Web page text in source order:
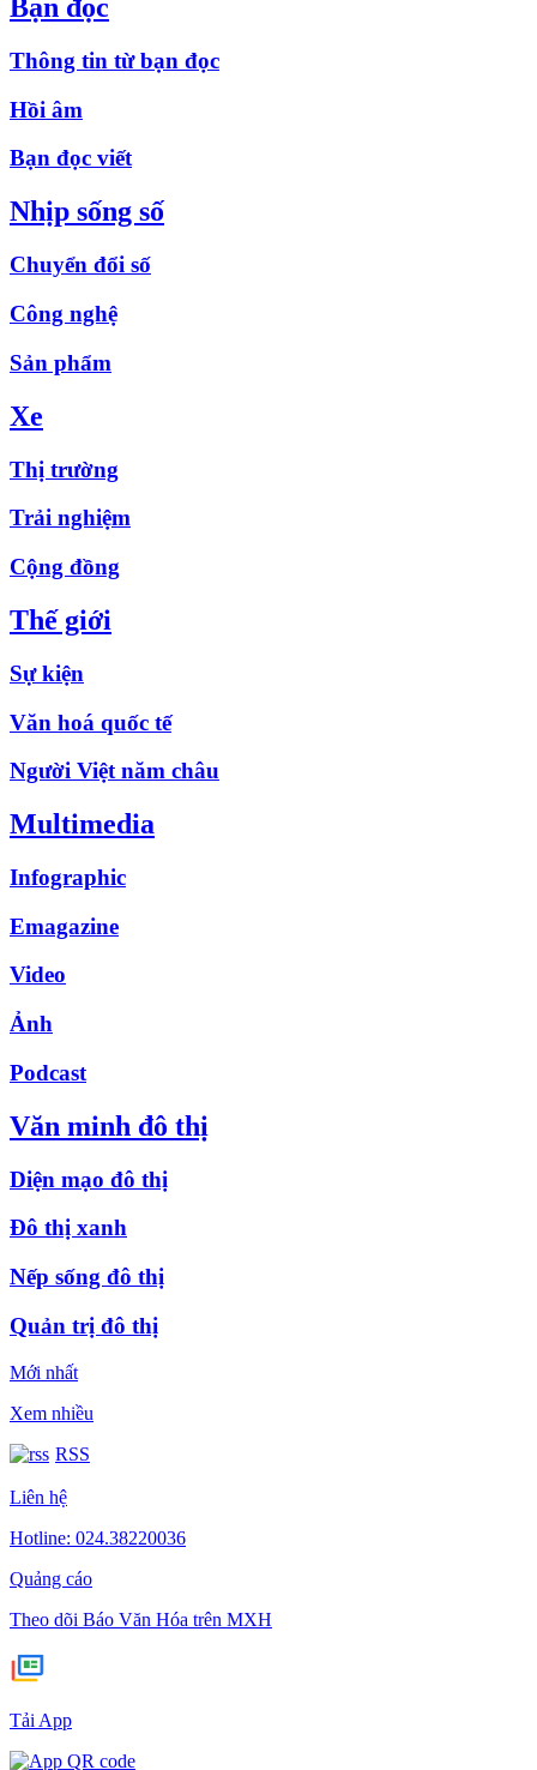
Bạn đọc
Thông tin từ bạn đọc
Hồi âm
Bạn đọc viết
Nhịp sống số
Chuyển đổi số
Công nghệ
Sản phẩm
Xe
Thị trường
Trải nghiệm
Cộng đồng
Thế giới
Sự kiện
Văn hoá quốc tế
Người Việt năm châu
Multimedia
Infographic
Emagazine
Video
Ảnh
Podcast
Văn minh đô thị
Diện mạo đô thị
Đô thị xanh
Nếp sống đô thị
Quản trị đô thị
Mới nhất
Xem nhiều
RSS
Liên hệ
Hotline: 024.38220036
Quảng cáo
Theo dõi Báo Văn Hóa trên MXH
Tải App